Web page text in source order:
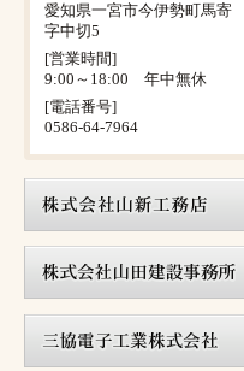
愛知県一宮市今伊勢町馬寄
字中切5
[営業時間]
9:00～18:00 年中無休
[電話番号]
0586-64-7964